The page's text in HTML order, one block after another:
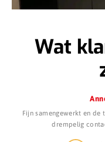
Wat
Fijn samengewerkt en
drempelig